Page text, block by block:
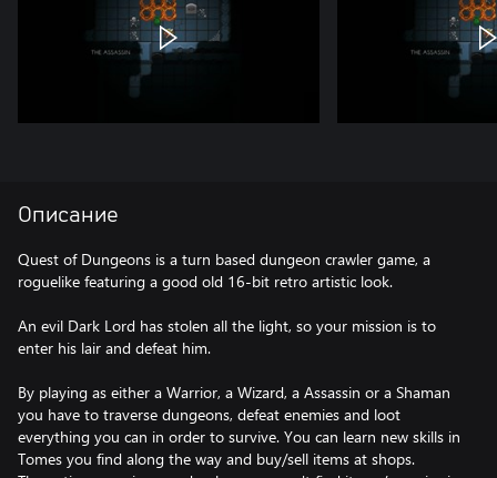
Описание
Quest of Dungeons is a turn based dungeon crawler game, a
roguelike featuring a good old 16-bit retro artistic look.
An evil Dark Lord has stolen all the light, so your mission is to
enter his lair and defeat him.
By playing as either a Warrior, a Wizard, a Assassin or a Shaman
you have to traverse dungeons, defeat enemies and loot
everything you can in order to survive. You can learn new skills in
Tomes you find along the way and buy/sell items at shops.